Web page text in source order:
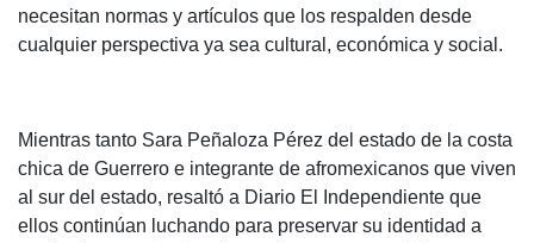
necesitan normas y artículos que los respalden desde
cualquier perspectiva ya sea cultural, económica y social.
Mientras tanto Sara Peñaloza Pérez del estado de la costa
chica de Guerrero e integrante de afromexicanos que viven
al sur del estado, resaltó a Diario El Independiente que
ellos continúan luchando para preservar su identidad a